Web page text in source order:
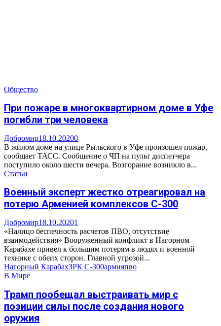
Общество
При пожаре в многоквартирном доме в Уфе
погибли три человека
Добромир18.10.20200
В жилом доме на улице Рыльского в Уфе произошел пожар,
сообщает ТАСС. Сообщение о ЧП на пульт диспетчера
поступило около шести вечера. Возгорание возникло в...
Статьи
Военный эксперт жестко отреагировал на
потерю Арменией комплексов С-300
Добромир18.10.20201
«Налицо беспечность расчетов ПВО, отсутствие
взаимодействия» Вооруженный конфликт в Нагорном
Карабахе привел к большим потерям в людях и военной
технике с обеих сторон. Главной угрозой...
Нагорный КарабахЗРК С-300армияпво
В Мире
Трамп пообещал выстраивать мир с
позиции силы после создания нового
оружия